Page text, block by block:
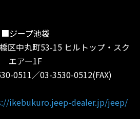
■ジープ池袋
区中丸町53-15 ヒルトップ・スク
エアー1F
0511／03-3530-0512(FAX)
ikebukuro.jeep-dealer.jp/jeep/